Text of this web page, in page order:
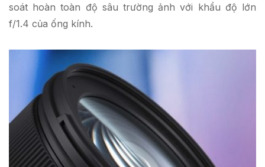
soát hoàn toàn độ sâu trường ảnh với khẩu độ lớn
f/1.4 của ống kính.